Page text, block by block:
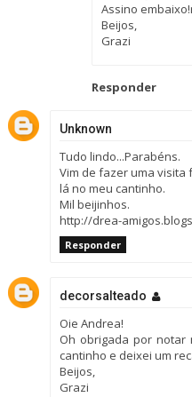
Assino
Beijos,
Grazi
Responder
Unknown
Tudo lindo...Parabéns.
Vim de fazer uma visita
lá no meu cantinho.
Mil beijinhos.
http://drea-
Responder
decorsalteado
Oie Andrea!
Oh obrigada por notar
cantinho e deixei um
Beijos,
Grazi